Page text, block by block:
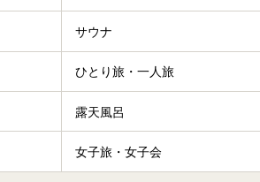
サウナ
ひとり旅・一人旅
露天風呂
女子旅・女子会